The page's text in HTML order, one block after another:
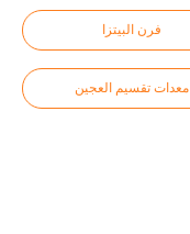
فرن البيتزا
معدات تقسيم العجين